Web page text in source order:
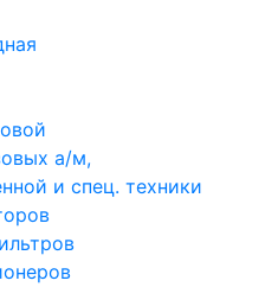
а/м,
и спец. техники